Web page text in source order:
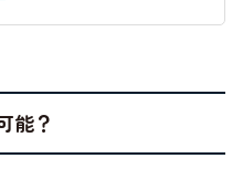
能？